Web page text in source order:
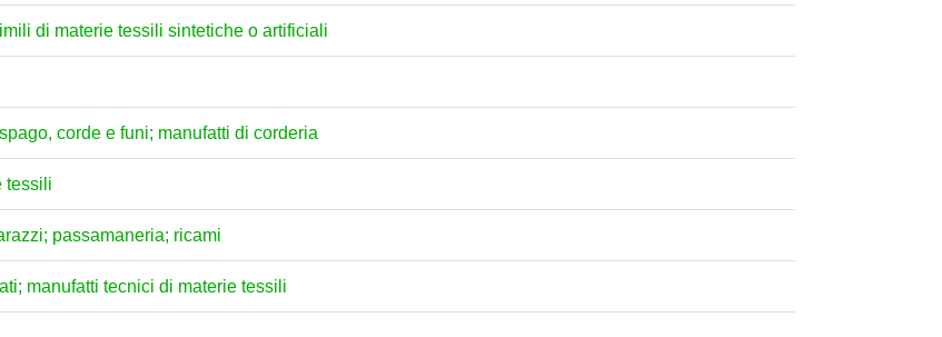
di materie tessili sintetiche o artificiali
corde e funi; manufatti di corderia
tessili
passamaneria; ricami
manufatti tecnici di materie tessili